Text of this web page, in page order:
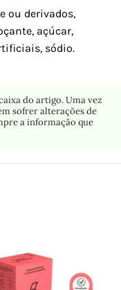
ou derivados,
açúcar,
sódio.
do artigo. Uma vez
sofrer alterações de
a informação que